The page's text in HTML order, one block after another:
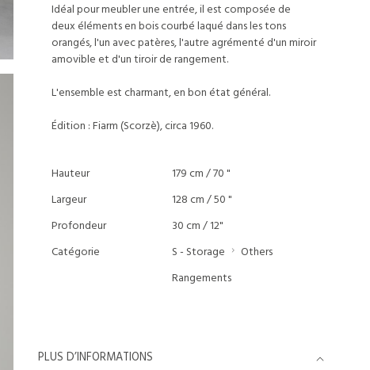
Idéal pour meubler une entrée, il est composée de
deux éléments en bois courbé laqué dans les tons
orangés, l'un avec patères, l'autre agrémenté d'un miroir
amovible et d'un tiroir de rangement.
L'ensemble est charmant, en bon état général.
Édition : Fiarm (Scorzè), circa 1960.
Hauteur
179 cm / 70 "
Largeur
128 cm / 50 "
Profondeur
30 cm / 12"
Catégorie
S - Storage
Others
Rangements
PLUS D’INFORMATIONS